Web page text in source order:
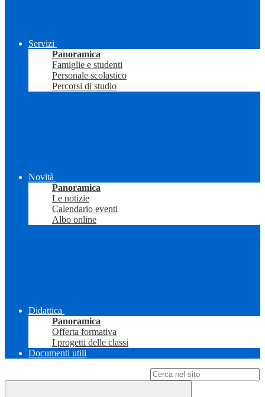
Servizi
Panoramica
Famiglie e studenti
Personale scolastico
Percorsi di studio
Novità
Panoramica
Le notizie
Calendario eventi
Albo online
Didattica
Panoramica
Offerta formativa
I progetti delle classi
Documenti utili